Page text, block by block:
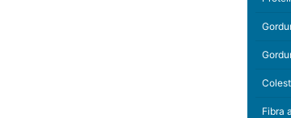
Fibra